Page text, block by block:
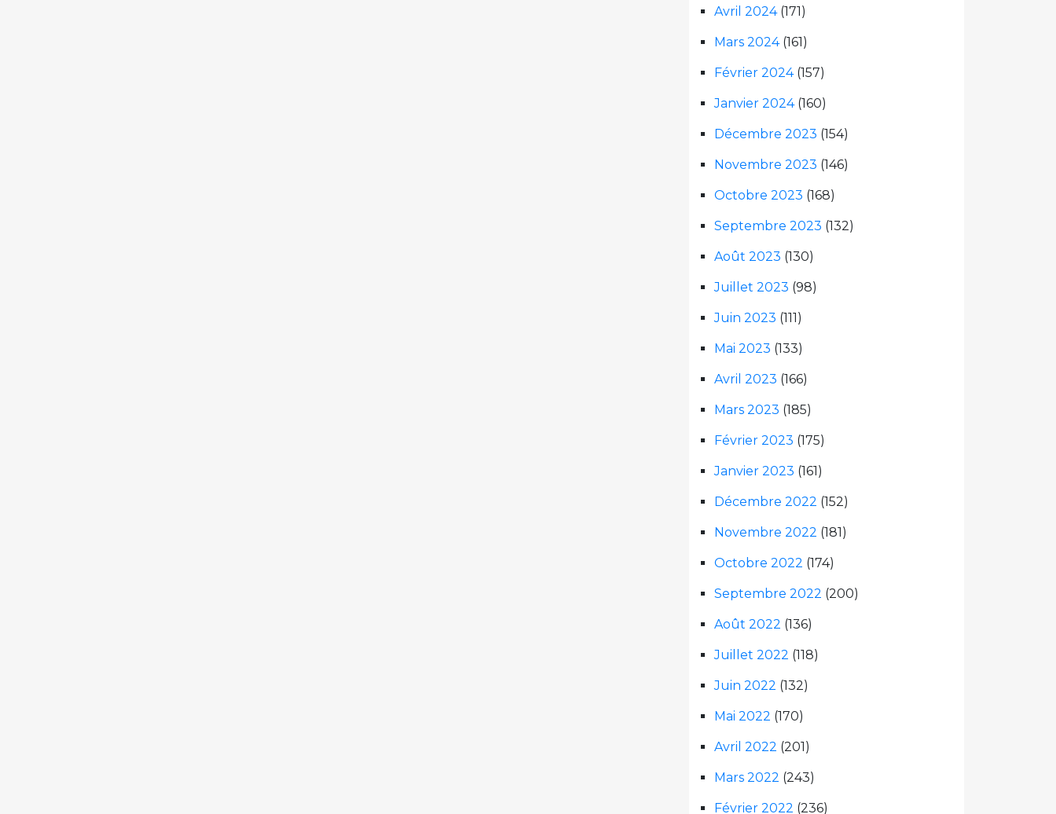
Avril 2024(171)
Mars 2024(161)
Février 2024(157)
Janvier 2024(160)
Décembre 2023 (154)
Novembre 2023 (146)
Octobre 2023 (168)
Septembre 2023 (132)
Août 2023 (130)
Juillet 2023 (98)
Juin 2023 (111)
Mai 2023 (133)
Avril 2023 (166)
Mars 2023 (185)
Février 2023 (175)
Janvier 2023 (161)
Décembre 2022 (152)
Novembre 2022 (181)
Octobre 2022 (174)
Septembre 2022 (200)
Août 2022 (136)
Juillet 2022 (118)
Juin 2022 (132)
Mai 2022 (170)
Avril 2022 (201)
Mars 2022 (243)
Février 2022 (236)